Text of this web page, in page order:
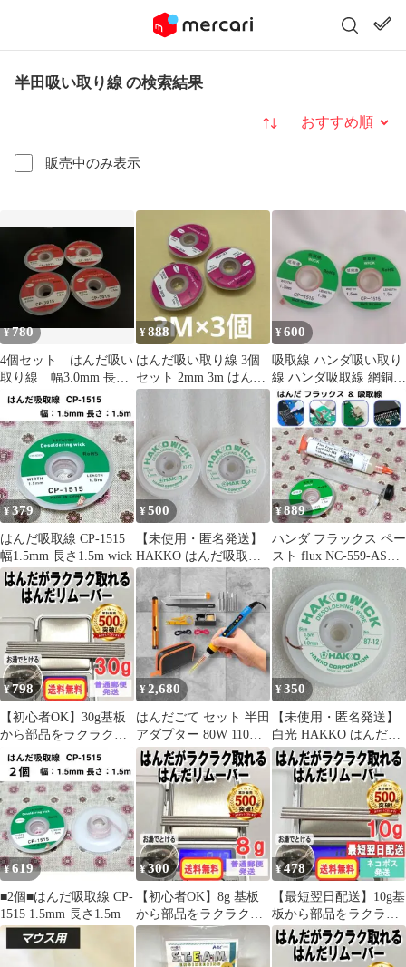
半田吸い取り線 の検索結果
販売中のみ表示
並び替え
¥780
4個セット はんだ吸い
取り線 幅3.0mm 長さ
1.5m
¥888
はんだ吸い取り線 3個
セット 2mm 3m はんだ
半田 除去 工作
¥600
吸取線 ハンダ吸い取り
線 ハンダ吸取線 網銅線
はんだ ハンダ 2個セッ
ト
¥379
はんだ吸取線 CP-1515
幅1.5mm 長さ1.5m wick
¥500
【未使用・匿名発送】
HAKKO はんだ吸取線
1.5m×1.0mm 2個セット
¥889
ハンダ フラックス ペー
スト flux NC-559-ASM
& ハンダ吸取線
¥798
【初心者OK】30g基板
から部品をラクラク外
せる！はんだリムーバ
ー03s158
¥2,680
はんだごて セット 半田
アダプター 80W 110V
温度調節 吸い取り器
¥350
【未使用・匿名発送】
白光 HAKKO はんだ吸
取線 1.5m×1.0mm
¥619
■2個■はんだ吸取線 CP-
1515 1.5mm 長さ1.5m
¥300
【初心者OK】8g 基板
から部品をラクラク外
せるはんだリムーバー
008q044
¥478
【最短翌日配送】10g基
板から部品をラクラク
外せる！はんだリムー
バー01r219